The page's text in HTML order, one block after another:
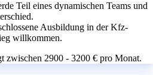
Teil eines dynamischen Teams und
Ausbildung in der Kfz-
willkommen.
zwischen 2900 - 3200 € pro Monat.